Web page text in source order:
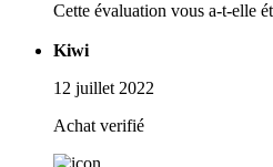
Cette évaluation vous a-t-elle
Kiwi
12 juillet 2022
Achat verifié